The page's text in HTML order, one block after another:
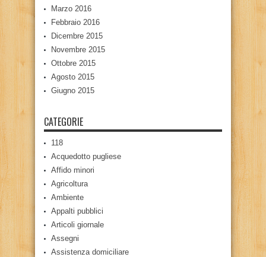
Marzo 2016
Febbraio 2016
Dicembre 2015
Novembre 2015
Ottobre 2015
Agosto 2015
Giugno 2015
CATEGORIE
118
Acquedotto pugliese
Affido minori
Agricoltura
Ambiente
Appalti pubblici
Articoli giornale
Assegni
Assistenza domiciliare